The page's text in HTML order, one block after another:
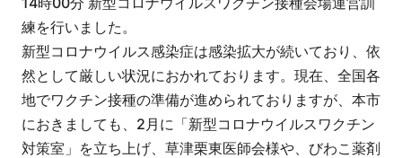
練を行いました。
新型コロナウイルス感染症は感染拡大が続いており、依
然として厳しい状況におかれております。現在、全国各
地でワクチン接種の準備が進められておりますが、本市
におきましても、2月に「新型コロナウイルスワクチン
対策室」を立ち上げ、草津栗東医師会様や、びわこ薬剤